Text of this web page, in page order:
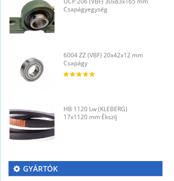
Csapágyegység
6004 ZZ (VBF) 20x42x12 mm
Csapágy
HB 1120 Lw (KLEBERG)
17x1120 mm Ékszíj
GYÁRTÓK